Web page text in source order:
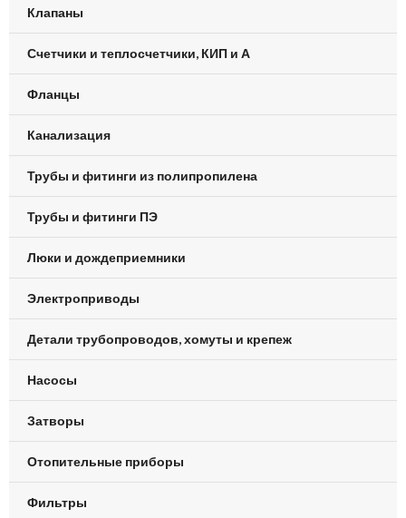
Клапаны
Счетчики и теплосчетчики, КИП и А
Фланцы
Канализация
Трубы и фитинги из полипропилена
Трубы и фитинги ПЭ
Люки и дождеприемники
Электроприводы
Детали трубопроводов, хомуты и крепеж
Насосы
Затворы
Отопительные приборы
Фильтры